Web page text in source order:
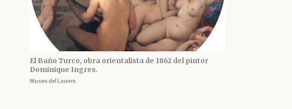
El Baño Turco, obra orientalista de 1862 del pintor
Dominique Ingres.
Museo del Louvre.